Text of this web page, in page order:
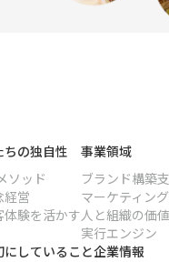
ちの独自性
ソッド
経営
体験を活かす
事業領域
ブランド構築
マーケティン
人と組織の価
実行エンジン
にしていること企業情報